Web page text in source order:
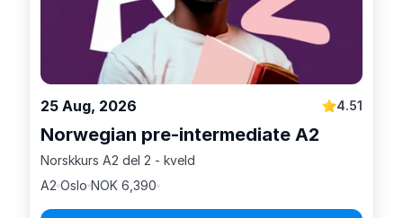
25 Aug, 2026 4.51
Norwegian pre-intermediate A2
Norskkurs A2 del 2 - kveld
A2 Oslo NOK 6,390